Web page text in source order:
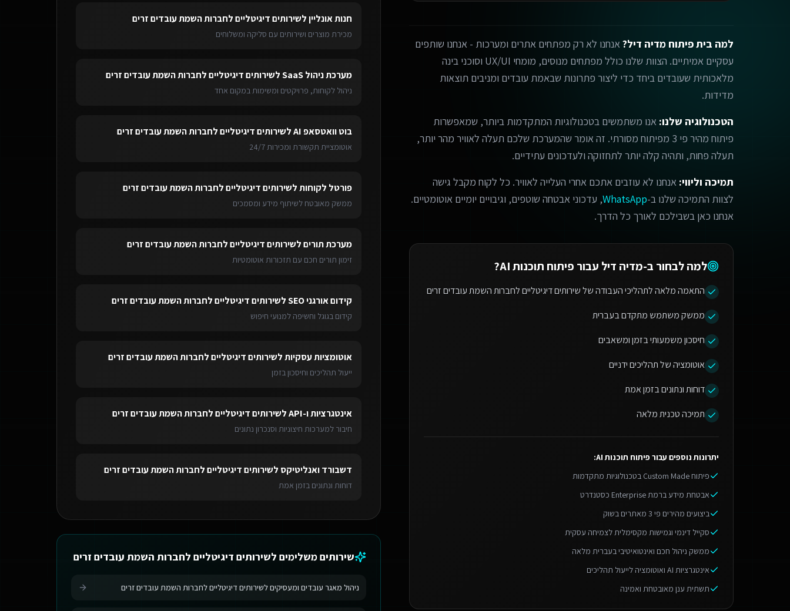
למה בית פיתוח מדיה דיל? אנחנו לא רק מפתחים אתרים ומערכות - אנחנו שותפים
עסקיים אמיתיים. הצוות שלנו כולל מפתחים מנוסים, מומחי UX/UI וסוכני בינה
מלאכותית שעובדים ביחד כדי ליצור פתרונות שבאמת עובדים ומניבים תוצאות
מדידות.
הטכנולוגיה שלנו: אנו משתמשים בטכנולוגיות המתקדמות ביותר, שמאפשרות
פיתוח מהיר פי 3 מפיתוח מסורתי. זה אומר שהמערכת שלכם תעלה לאוויר מהר יותר,
תעלה פחות, ותהיה קלה יותר לתחזוקה ולעדכונים עתידיים.
תמיכה וליווי: אנחנו לא עוזבים אתכם אחרי העלייה לאוויר. כל לקוח מקבל גישה
לצוות התמיכה שלנו ב-WhatsApp, עדכוני אבטחה שוטפים, וגיבויים יומיים אוטומטיים.
אנחנו כאן בשבילכם לאורך כל הדרך.
למה לבחור ב-מדיה דיל עבור פיתוח תוכנות AI ?
התאמה מלאה לתהליכי העבודה של שירותים דיגיטליים לחברות השמת עובדים זרים
ממשק משתמש מתקדם בעברית
חיסכון משמעותי בזמן ומשאבים
אוטומציה של תהליכים ידניים
דוחות ונתונים בזמן אמת
תמיכה טכנית מלאה
יתרונות נוספים עבור פיתוח תוכנות AI
:
פיתוח Custom Made בטכנולוגיות מתקדמות
אבטחת מידע ברמת Enterprise כסטנדרט
ביצועים מהירים פי 3 מאתרים בשוק
סקייל דינמי וגמישות מקסימלית לצמיחה עסקית
ממשק ניהול חכם ואינטואיטיבי בעברית מלאה
אינטגרציות AI ואוטומציה לייעול תהליכים
תשתית ענן מאובטחת ואמינה
חנות אונלייןלשירותים דיגיטליים לחברות השמת עובדים זרים
מכירת מוצרים ושירותים עם סליקה ומשלוחים
מערכת ניהול SaaS לשירותים דיגיטליים לחברות השמת עובדים זרים
ניהול לקוחות, פרויקטים ומשימות במקום אחד
בוט וואטסאפ AI לשירותים דיגיטליים לחברות השמת עובדים זרים
אוטומציית תקשורת ומכירות 24/7
פורטל לקוחותלשירותים דיגיטליים לחברות השמת עובדים זרים
ממשק מאובטח לשיתוף מידע ומסמכים
מערכת תוריםלשירותים דיגיטליים לחברות השמת עובדים זרים
זימון תורים חכם עם תזכורות אוטומטיות
קידום אורגני SEO לשירותים דיגיטליים לחברות השמת עובדים זרים
קידום בגוגל וחשיפה למנועי חיפוש
אוטומציות עסקיותלשירותים דיגיטליים לחברות השמת עובדים זרים
ייעול תהליכים וחיסכון בזמן
אינטגרציות ו-API לשירותים דיגיטליים לחברות השמת עובדים זרים
חיבור למערכות חיצוניות וסנכרון נתונים
דשבורד ואנליטיקס לשירותים דיגיטליים לחברות השמת עובדים זרים
דוחות ונתונים בזמן אמת
שירותים משלימים לשירותים דיגיטליים לחברות השמת עובדים זרים
ניהול מאגר עובדים ומעסיקים לשירותים דיגיטליים לחברות השמת עובדים זרים